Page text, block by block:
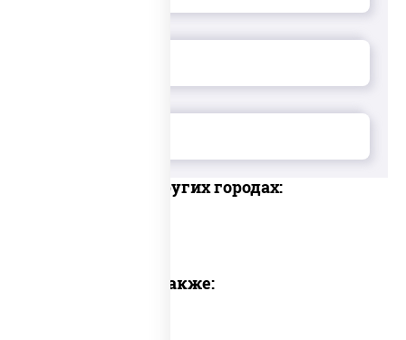
Доставка в других городах:
Предлагаем также: